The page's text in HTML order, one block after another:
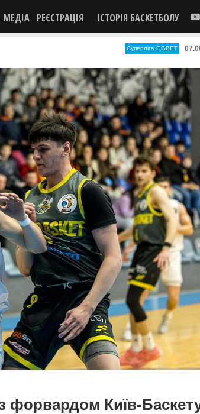
МЕДІА РЕЄСТРАЦІЯ ІСТОРІЯ БАСКЕТБОЛУ
Суперліга GGBET
форвардом Київ-